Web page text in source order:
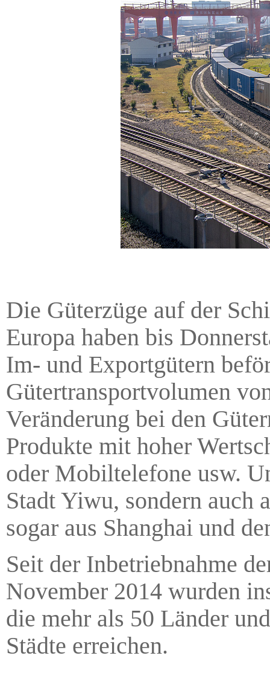
Die Güterzüge auf der
Europa haben bis
Im- und Exportgütern
Gütertransportvolumen
Veränderung bei den
Produkte mit hoher
oder Mobiltelefone usw.
Stadt Yiwu, sondern auch
sogar aus Shanghai und
Seit der Inbetriebnahme
November 2014 wurden
die mehr als 50 Länder
Städte erreichen.